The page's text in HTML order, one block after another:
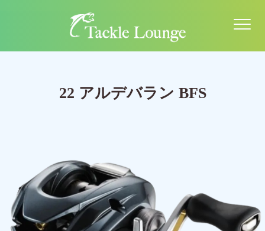
22 アルデバラン BFS